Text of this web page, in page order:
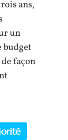
ans,
un
budget
façon